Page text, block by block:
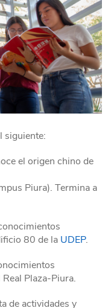
siguiente:
el origen chino de
Piura). Termina a
80 de la UDEP.
Plaza-Piura.
de actividades y